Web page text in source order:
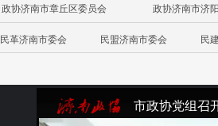
政协济南市章丘区委员会
政协济南市济
民革济南市委会 民盟济南市委会 民
市政协党组召